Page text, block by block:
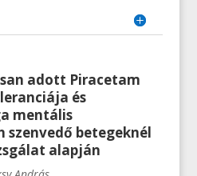
adott Piracetam
és
mentális
szenvedő betegeknél
alapján